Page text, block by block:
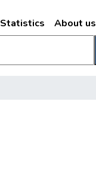
Statistics About us